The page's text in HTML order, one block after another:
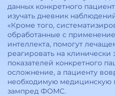
данных конкретного
изучать дневник
«Кроме того,
обработанные с
интеллекта, помогут
реагировать на клинически
показателей конкретного
осложнение, а пациенту
необходимую медицинскую
зампред ФОМС.